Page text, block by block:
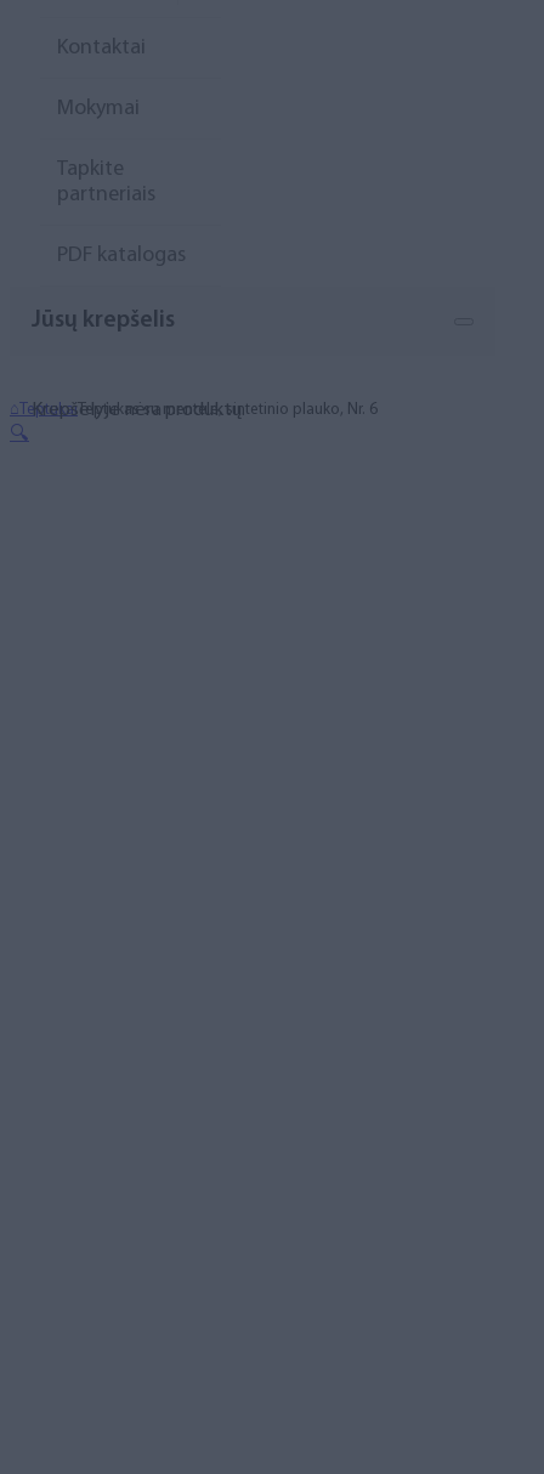
Kontaktai
Mokymai
Tapkite
partneriais
PDF katalogas
Jūsų krepšelis
Krepšelyje nėra produktų.
⌂ TeptukaiTeptukas su mentele, sintetinio plauko, Nr. 6
🔍